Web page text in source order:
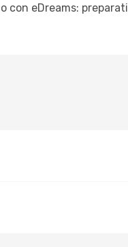
con eDreams: